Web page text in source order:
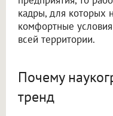
кадры, для которых
комфортные
всей территории.
Почему
тренд